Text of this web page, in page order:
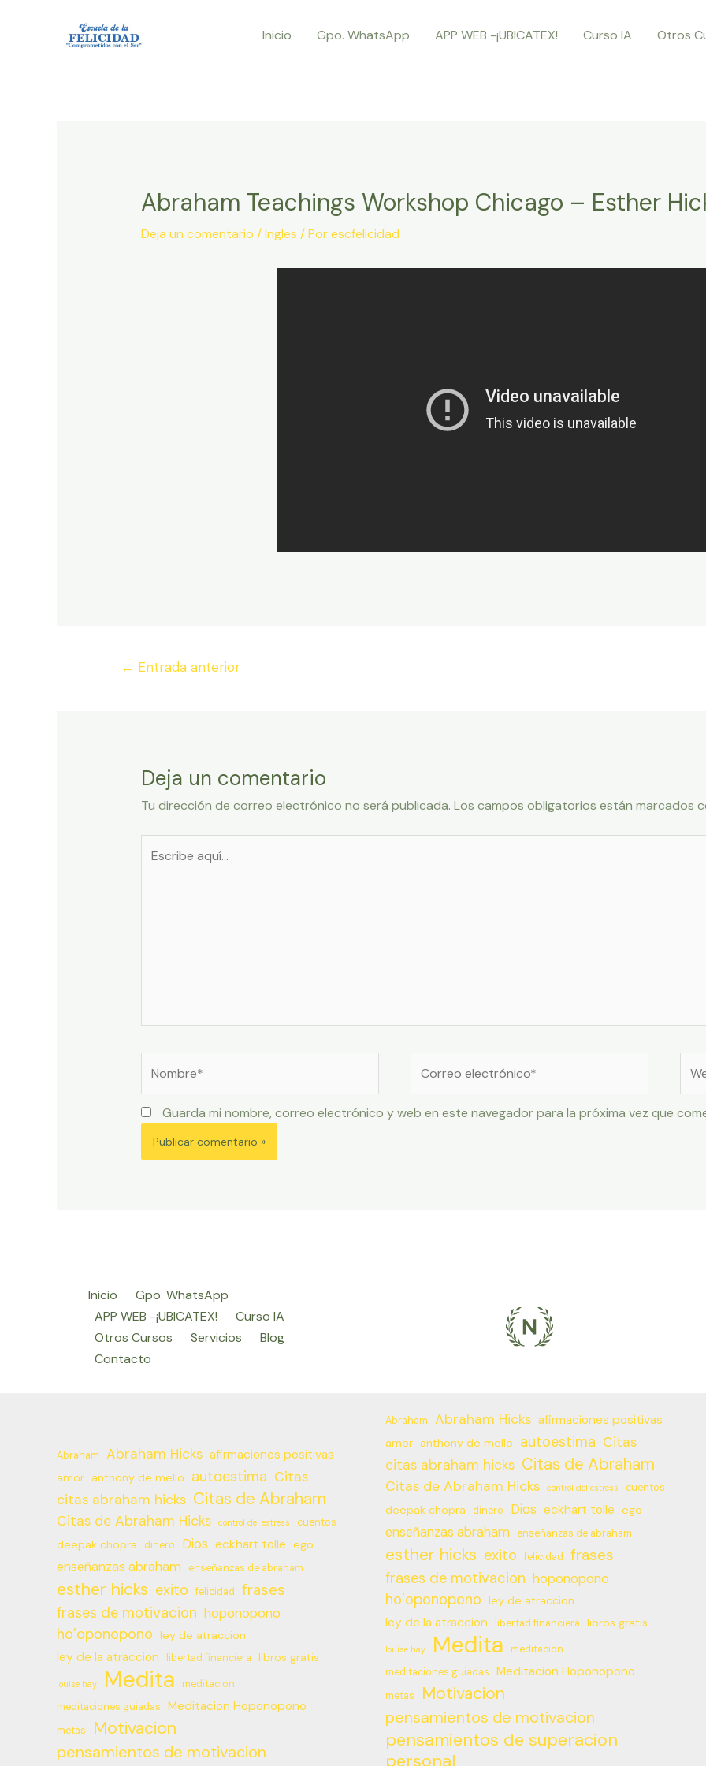
Inicio Gpo. WhatsApp APP WEB -¡UBICATEX! Curso IA Otros
Abraham Teachings Workshop Chicago – Esther
Deja un comentario /Ingles / Porescfelicidad
Navegación
← Entrada anterior
Deja un comentario
Tu dirección de correo electrónico no será publicada. Los campos obligatorios están marcados
aquí...
electrónico*
Guarda mi nombre, correo electrónico y web en este navegador para la próxima vez que
Inicio
Gpo. WhatsApp
APP WEB -¡UBICATEX!
Curso IA
Otros Cursos
Servicios
Blog
Contacto
Abraham Abraham Hicks afirmaciones positivas
amor anthony de mello autoestima Citas
citas abraham hicks Citas de Abraham
Citas de Abraham Hicks control del estress cuentos
deepak chopra dinero Dios eckhart tolle ego
enseñanzas abraham enseñanzas de abraham
esther hicks exito felicidad frases
frases de motivacion hoponopono
ho’oponopono ley de atraccion
ley de la atraccion libertad financiera libros gratis
louise hay Medita
meditacion
meditaciones guiadas
Meditacion Hoponopono
metas Motivacion
pensamientos de motivacion
Abraham Abraham Hicks afirmaciones positivas
amor anthony de mello autoestima Citas
citas abraham hicks Citas de Abraham
Citas de Abraham Hicks control del estress cuentos
deepak chopra dinero Dios eckhart tolle ego
enseñanzas abraham enseñanzas de abraham
esther hicks exito felicidad frases
frases de motivacion hoponopono
ho’oponopono ley de atraccion
ley de la atraccion libertad financiera libros gratis
louise hay Medita
meditacion
meditaciones guiadas
Meditacion Hoponopono
metas Motivacion
pensamientos de motivacion
pensamientos de superacion
personal